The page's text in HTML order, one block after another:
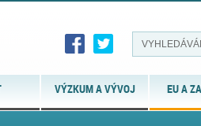
VÝZKUM A VÝVOJ EU A